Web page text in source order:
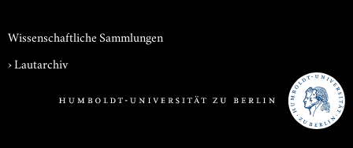
Wissenschaftliche Sammlungen
›Lautarchiv